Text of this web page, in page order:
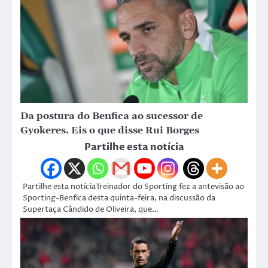
Da postura do Benfica ao sucessor de
Gyokeres. Eis o que disse Rui Borges
Partilhe esta notícia
Partilhe esta notíciaTreinador do Sporting fez a antevisão ao
Sporting-Benfica desta quinta-feira, na discussão da
Supertaça Cândido de Oliveira, que…